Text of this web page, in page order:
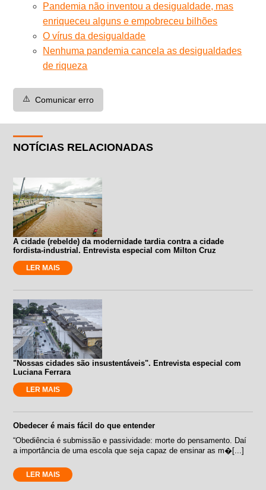
Pandemia não inventou a desigualdade, mas
enriqueceu alguns e empobreceu bilhões
O vírus da desigualdade
Nenhuma pandemia cancela as desigualdades
de riqueza
⚠️ Comunicar erro
NOTÍCIAS RELACIONADAS
A cidade (rebelde) da modernidade tardia contra a cidade
fordista-industrial. Entrevista especial com Milton Cruz
LER MAIS
"Nossas cidades são insustentáveis". Entrevista especial com
Luciana Ferrara
LER MAIS
Obedecer é mais fácil do que entender
“Obediência é submissão e passividade: morte do pensamento. Daí
a importância de uma escola que seja capaz de ensinar as m�[...]
LER MAIS